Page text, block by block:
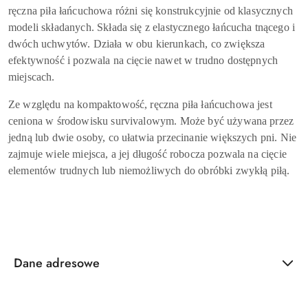
ręczna piła łańcuchowa różni się konstrukcyjnie od klasycznych
modeli składanych. Składa się z elastycznego łańcucha tnącego i
dwóch uchwytów. Działa w obu kierunkach, co zwiększa
efektywność i pozwala na cięcie nawet w trudno dostępnych
miejscach.
Ze względu na kompaktowość, ręczna piła łańcuchowa jest
ceniona w środowisku survivalowym. Może być używana przez
jedną lub dwie osoby, co ułatwia przecinanie większych pni. Nie
zajmuje wiele miejsca, a jej długość robocza pozwala na cięcie
elementów trudnych lub niemożliwych do obróbki zwykłą piłą.
Dane adresowe